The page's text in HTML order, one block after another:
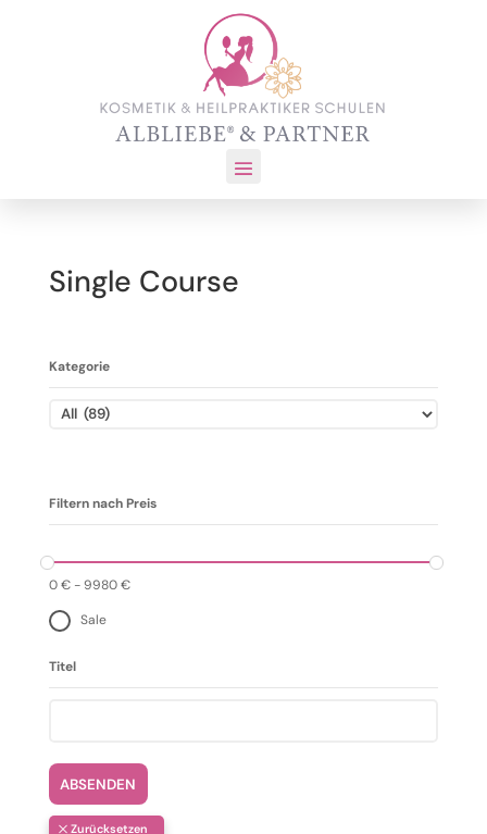
Single Course
Kategorie
Filtern nach Preis
0 €-9980 €
Sale
Titel
ABSENDEN